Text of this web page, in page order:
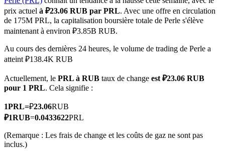
Futures COIN-M
Contrats à terme sur crypto-monnaie
TradFi
Produits dérivés sur actions, forex, métaux précieux et matières
premières
prix actuel à ₽23.06 RUB par PRL. Avec une offre en circulation
de 175M PRL, la capitalisation boursière totale de Perle s'élève
maintenant à environ ₽3.85B RUB.
Au cours des dernières 24 heures, le volume de trading de Perle a
atteint ₽138.4K RUB
Actuellement, le PRL à RUB taux de change est ₽23.06 RUB
pour 1 PRL. Cela signifie :
1PRL=₽23.06RUB
₽1RUB=0.0433622PRL
(Remarque : Les frais de change et les coûts de gaz ne sont pas
inclus.)